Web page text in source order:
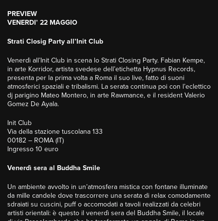
PREVIEW
VENERDI’ 22 MAGGIO
Strati Closig Party all’Init Club
Venerdì all’Init Club in scena lo Strati Closing Party. Fabian Kempe,
in arte Korridor, artista svedese dell’etichetta Hypnus Records,
presenta per la prima volta a Roma il suo live, fatto di suoni
atmosferici spaziali e tribalismi. La serata continua poi con l’eclettico
dj parigino Mateo Montero, in arte Rawmance, e il resident Valerio
Gomez De Ayala.
Init Club
Via della stazione tuscolana 133
00182 – ROMA (IT)
Ingresso 10 euro
Venerdì sera al Buddha Smile
Un ambiente avvolto in un’atmosfera mistica con fontane illuminate
da mille candele dove trascorrere una serata di relax comodamente
sdraiati su cuscini, puff o accomodati a tavoli realizzati da celebri
artisti orientali: è questo il venerdì sera del Buddha Smile, il locale